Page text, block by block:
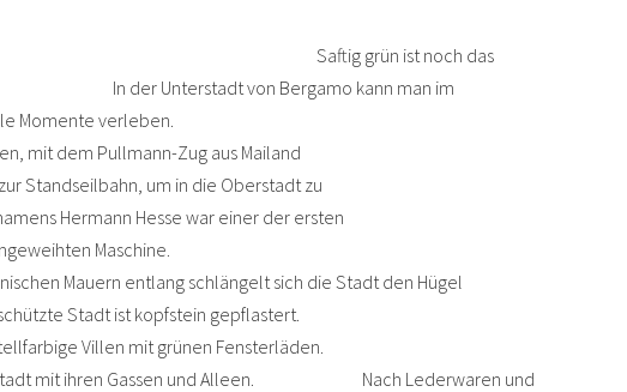
Saftig grün ist noch das
Bergamo kann man im
verleben.
Zug aus Mailand
um in die Oberstadt zu
Hesse war einer der ersten
Maschine.
schlängelt sich die Stadt den Hügel
Stadt ist kopfstein gepflastert.
pastellfarbige Villen mit grünen Fensterläden.
mit ihren Gassen und Alleen. Nach Lederwaren und